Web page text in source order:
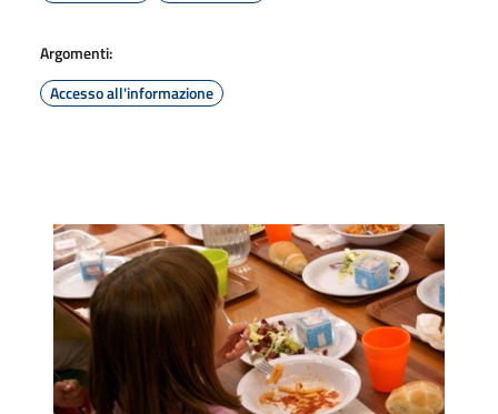
Argomenti:
Accesso all'informazione